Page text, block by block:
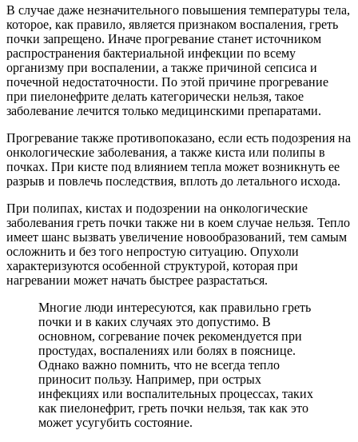
В случае даже незначительного повышения температуры тела,
которое, как правило, является признаком воспаления, греть
почки запрещено. Иначе прогревание станет источником
распространения бактериальной инфекции по всему
организму при воспалении, а также причиной сепсиса и
почечной недостаточности. По этой причине прогревание
при пиелонефрите делать категорически нельзя, такое
заболевание лечится только медицинскими препаратами.
Прогревание также противопоказано, если есть подозрения на
онкологические заболевания, а также киста или полипы в
почках. При кисте под влиянием тепла может возникнуть ее
разрыв и повлечь последствия, вплоть до летального исхода.
При полипах, кистах и подозрении на онкологические
заболевания греть почки также ни в коем случае нельзя. Тепло
имеет шанс вызвать увеличение новообразований, тем самым
осложнить и без того непростую ситуацию. Опухоли
характеризуются особенной структурой, которая при
нагревании может начать быстрее разрастаться.
Многие люди интересуются, как правильно греть
почки и в каких случаях это допустимо. В
основном, согревание почек рекомендуется при
простудах, воспалениях или болях в пояснице.
Однако важно помнить, что не всегда тепло
приносит пользу. Например, при острых
инфекциях или воспалительных процессах, таких
как пиелонефрит, греть почки нельзя, так как это
может усугубить состояние.